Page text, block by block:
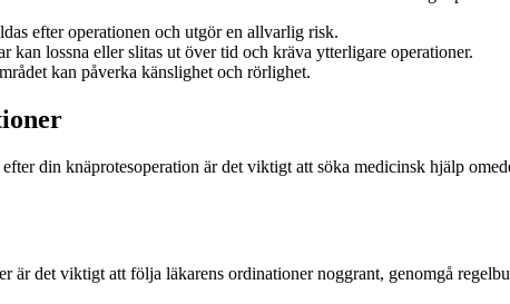
efter operationen och utgör en allvarlig risk.
kan lossna eller slitas ut över tid och kräva ytterligare operationer.
kan påverka känslighet och rörlighet.
din knäprotesoperation är det viktigt att söka medicinsk hjälp
är det viktigt att följa läkarens ordinationer noggrant, genomgå